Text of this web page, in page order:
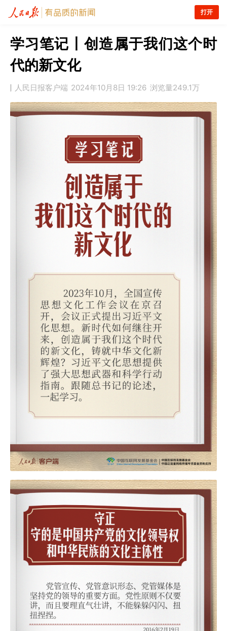
打开
学习笔记丨创造属于我们这个时
代的新文化
人民日报客户端 2024年10月8日 19:26 浏览量249.1万